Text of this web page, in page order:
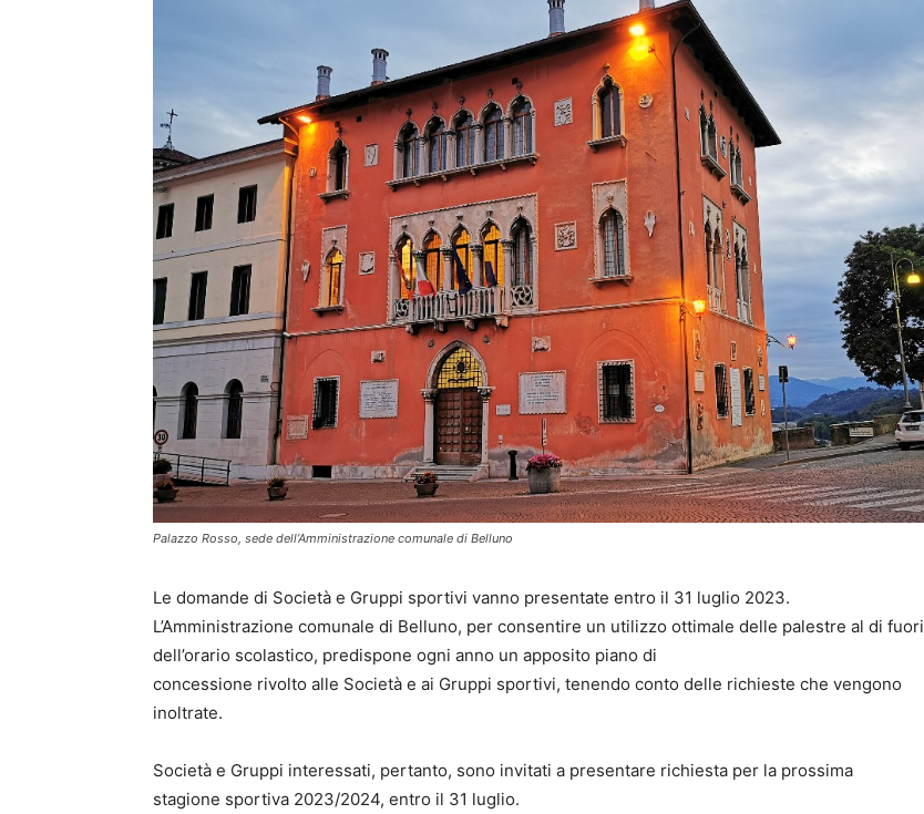
Palazzo Rosso, sede dell’Amministrazione comunale di Belluno
Le domande di Società e Gruppi sportivi vanno presentate entro il 31 luglio 2023.
L’Amministrazione comunale di Belluno, per consentire un utilizzo ottimale delle palestre al di fuori
dell’orario scolastico, predispone ogni anno un apposito piano di
concessione rivolto alle Società e ai Gruppi sportivi, tenendo conto delle richieste che vengono
inoltrate.
Società e Gruppi interessati, pertanto, sono invitati a presentare richiesta per la prossima
stagione sportiva 2023/2024, entro il 31 luglio.